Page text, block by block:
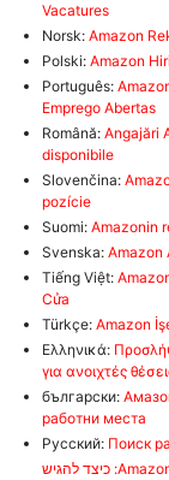
Vacatures
Norsk: Amazon
Polski: Amazon
Português:
Emprego Abertas
Română: Angajări
disponibile
Slovenčina:
pozície
Suomi: Amazonin
Svenska: Amazon
Tiếng Việt:
Cửa
Türkçe: Amazon
Ελληνικά:
για ανοιχτές
български:
работни места
Русский: Поиск
שימו לב: אנו מחפשים עובדים חדשים ב-Amazon: כיצד להגיש